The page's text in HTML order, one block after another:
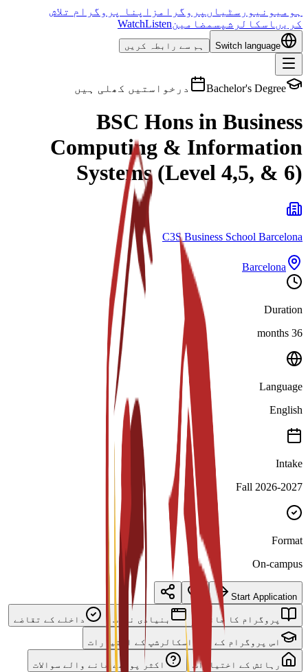
ہوم یونیورسٹیاں پروگرامز اپنا پروگرام تلاش
کریں اسکالرشپس مضامین WatchListen
Switch language ہم سے رابطہ کریں
Bachelor's Degree درخواستیں کھلی ہیں
BSC Hons in Business
Computing & Information
Systems (Level 4,5, & 6)
C3S Business School Barcelona
Barcelona
Duration
36 months
Language
English
Intake
Fall 2026-2027
Format
On-campus
Start Application
پروگرام کا جائزہ بنیادی نصاب داخلے کے تقاضے
اس پروگرام کے لیے اسکالرشپ کے اختیارات
رہائش کے اختیارات اکثر پوچھے جانے والے سوالات